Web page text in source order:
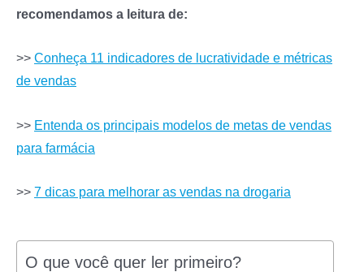
recomendamos a leitura de:
>> Conheça 11 indicadores de lucratividade e métricas
de vendas
>> Entenda os principais modelos de metas de vendas
para farmácia
>> 7 dicas para melhorar as vendas na drogaria
O que você quer ler primeiro?